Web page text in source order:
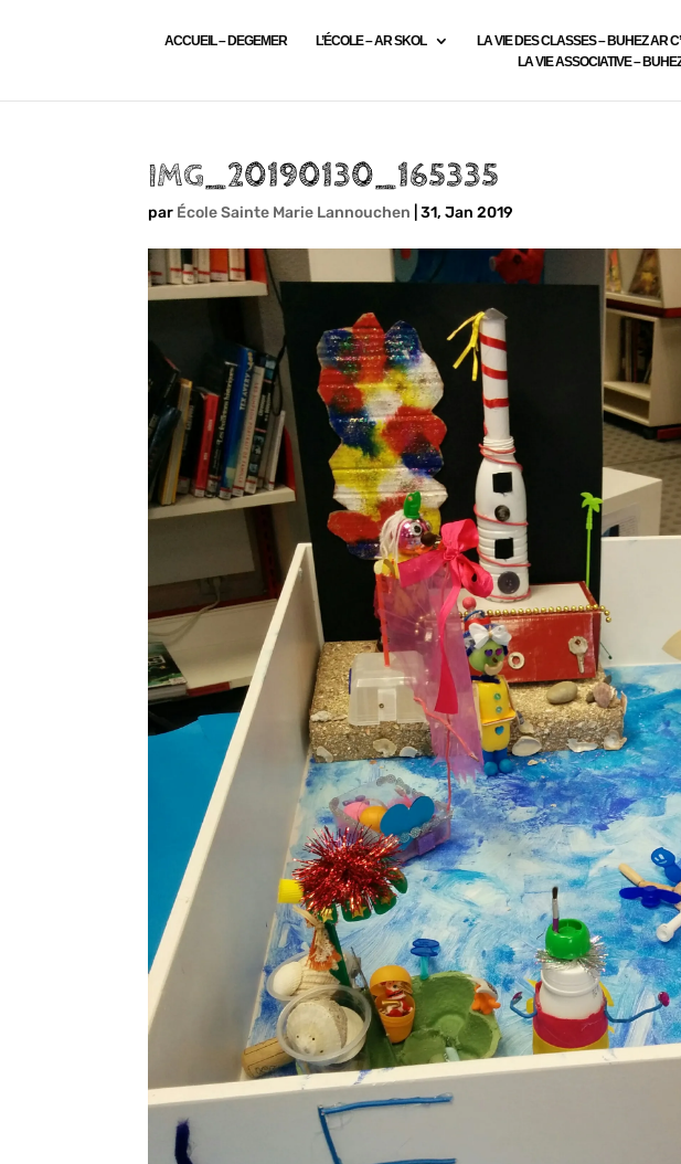
ACCUEIL – DEGEMER L’ÉCOLE – AR SKOL LA VIE DES CLASSES – BUHEZ AR
LA VIE ASSOCIATIVE –
IMG_20190130_165335
par École Sainte Marie Lannouchen |31, Jan 2019